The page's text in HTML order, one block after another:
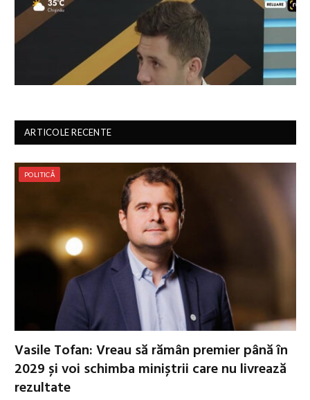
ARTICOLE RECENTE
POLITICĂ
Vasile Tofan: Vreau să rămân premier până în
2029 și voi schimba miniștrii care nu livrează
rezultate